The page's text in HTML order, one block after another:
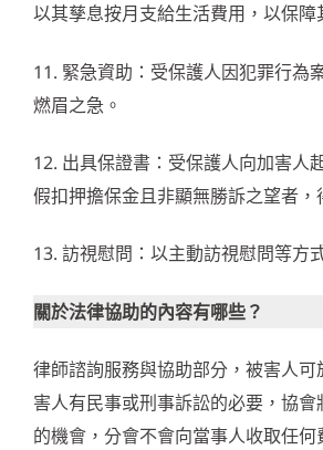
以其孳息按月支給生活費用，以保障
11. 緊急資助：受保護人因犯罪行為
燃眉之急。
12. 出具保證書：受保護人向加害人
假扣押擔保金且非顯無勝訴之望者，
13. 訪視慰問：以主動訪視慰問等方
關於法律協助的內容有哪些？
律師諮詢服務與協助部分，被害人
害人有民事或刑事訴訟的必要，協
的機會，分會不會向當事人收取任何